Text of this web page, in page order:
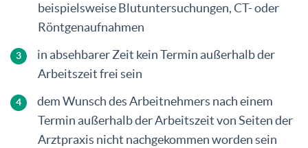
beispielsweise Blutuntersuchungen, CT- oder
Röntgenaufnahmen
in absehbarer Zeit kein Termin außerhalb der
Arbeitszeit frei sein
dem Wunsch des Arbeitnehmers nach einem
Termin außerhalb der Arbeitszeit von Seiten der
Arztpraxis nicht nachgekommen worden sein